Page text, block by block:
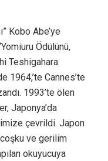
Kobo Abe’ye
Ödülünü,
Teshigahara
1964,’te Cannes’te
1993’te ölen
Japonya’da
çevrildi. Japon
ve gerilim
okuyucuya